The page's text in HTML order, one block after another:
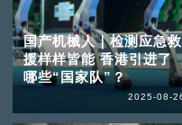
国产机械人｜检测应急救
援样样皆能 香港引进了
哪些“国家队”？
2025-08-